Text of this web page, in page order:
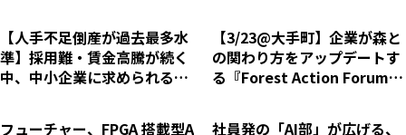
公開
【人手不足倒産が過去最多水
準】採用難・賃金高騰が続く
中、中小企業に求められる
【3/23@大手町】企業が森と
の関わり方をアップデートす
る『Forest Action Forum 2
フューチャー、FPGA 搭載型A
社員発の「AI部」が広げる、